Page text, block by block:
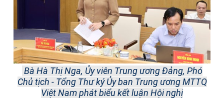
Bà Hà Thị Nga, Ủy viên Trung ương Đảng, Phó
Chủ tịch - Tổng Thư ký Ủy ban Trung ương MTTQ
Việt Nam phát biểu kết luận Hội nghị